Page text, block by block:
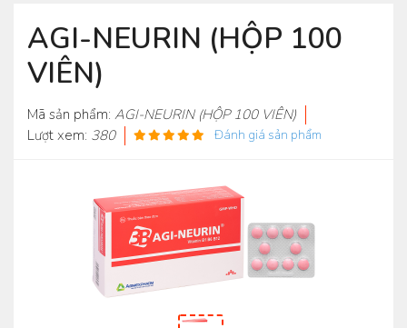
AGI-NEURIN (HỘP 100
VIÊN)
Mã sản phẩm: AGI-NEURIN (HỘP 100 VIÊN)
Lượt xem: 380 Đánh giá sản phẩm